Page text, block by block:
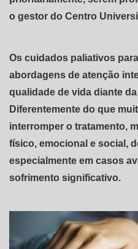
o gestor do Centro
Os cuidados paliativos
abordagens de atenção
qualidade de vida diante
Diferentemente do que
interromper o tratamento,
físico, emocional e social,
especialmente em casos
sofrimento significativo.